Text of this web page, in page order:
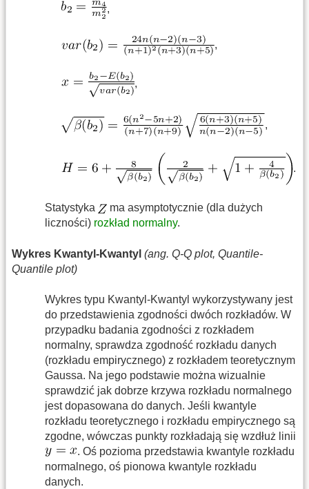
,
,
,
.
Statystyka
ma asymptotycznie (dla dużych
liczności) rozkład normalny.
Wykres Kwantyl-Kwantyl (ang. Q-Q plot, Quantile-
Quantile plot)
Wykres typu Kwantyl-Kwantyl wykorzystywany jest
do przedstawienia zgodności dwóch rozkładów. W
przypadku badania zgodności z rozkładem
normalny, sprawdza zgodność rozkładu danych
(rozkładu empirycznego) z rozkładem teoretycznym
Gaussa. Na jego podstawie można wizualnie
sprawdzić jak dobrze krzywa rozkładu normalnego
jest dopasowana do danych. Jeśli kwantyle
rozkładu teoretycznego i rozkładu empirycznego są
zgodne, wówczas punkty rozkładają się wzdłuż linii
. Oś pozioma przedstawia kwantyle rozkładu
normalnego, oś pionowa kwantyle rozkładu
danych.